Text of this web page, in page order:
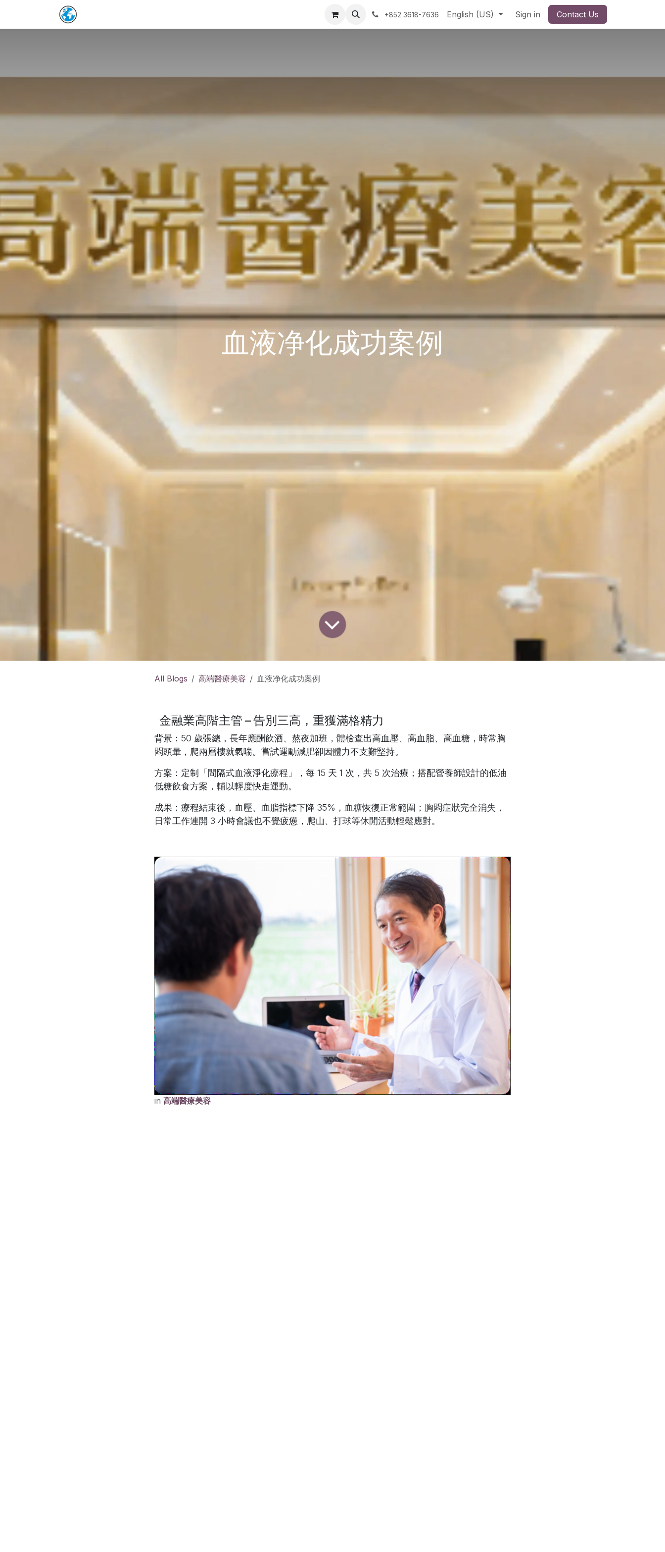
+852 3618-7636 English (US) Sign in Contact Us
血液净化成功案例
All Blogs 高端醫療美容 血液净化成功案例
金融業高階主管 – 告別三高，重獲滿格精力
背景 ：50 歲張總，長年應酬飲酒、熬夜加班，體檢查出高血壓、高血脂、高血糖，時常胸
悶頭暈，爬兩層樓就氣喘。嘗試運動減肥卻因體力不支難堅持。
方案 ：定制「間隔式血液淨化療程」，每 15 天 1 次，共 5 次治療；搭配營養師設計的低油
低糖飲食方案，輔以輕度快走運動。
成果 ：療程結束後，血壓、血脂指標下降 35%，血糖恢復正常範圍；胸悶症狀完全消失，
日常工作連開 3 小時會議也不覺疲憊，爬山、打球等休閒活動輕鬆應對。
in 高端醫療美容